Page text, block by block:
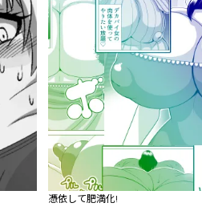
憑依して肥満化!